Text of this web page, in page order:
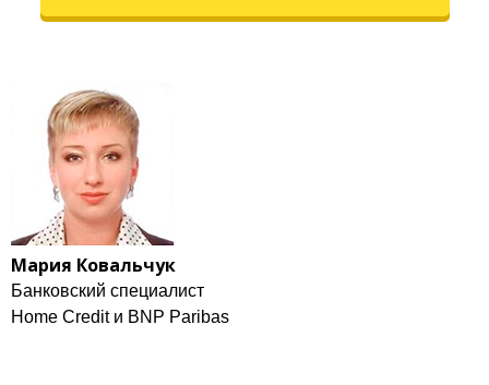
Мария Ковальчук
Банковский специалист
Home Credit и BNP Paribas